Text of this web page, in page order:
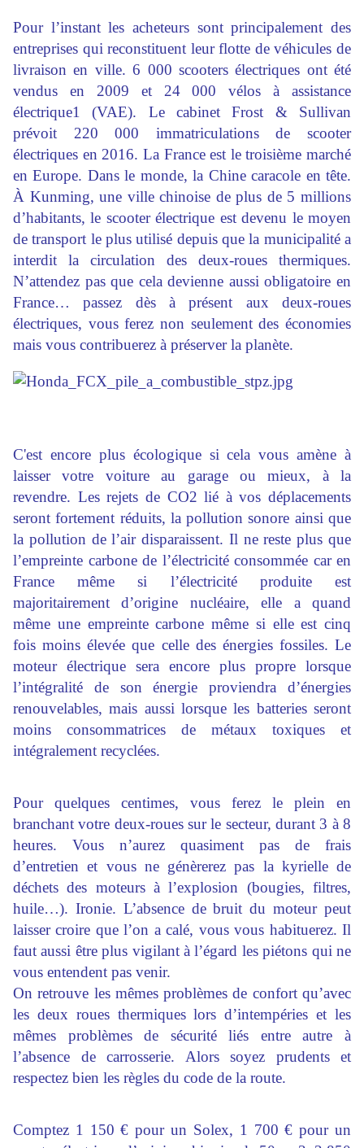
Pour l’instant les acheteurs sont principalement des
entreprises qui reconstituent leur flotte de véhicules de
livraison en ville. 6 000 scooters électriques ont été
vendus en 2009 et 24 000 vélos à assistance
électrique1 (VAE). Le cabinet Frost & Sullivan
prévoit 220 000 immatriculations de scooter
électriques en 2016. La France est le troisième marché
en Europe. Dans le monde, la Chine caracole en tête.
À Kunming, une ville chinoise de plus de 5 millions
d’habitants, le scooter électrique est devenu le moyen
de transport le plus utilisé depuis que la municipalité a
interdit la circulation des deux-roues thermiques.
N’attendez pas que cela devienne aussi obligatoire en
France… passez dès à présent aux deux-roues
électriques, vous ferez non seulement des économies
mais vous contribuerez à préserver la planète.
C'est encore plus écologique si cela vous amène à
laisser votre voiture au garage ou mieux, à la
revendre. Les rejets de CO2 lié à vos déplacements
seront fortement réduits, la pollution sonore ainsi que
la pollution de l’air disparaissent. Il ne reste plus que
l’empreinte carbone de l’électricité consommée car en
France même si l’électricité produite est
majoritairement d’origine nucléaire, elle a quand
même une empreinte carbone même si elle est cinq
fois moins élevée que celle des énergies fossiles. Le
moteur électrique sera encore plus propre lorsque
l’intégralité de son énergie proviendra d’énergies
renouvelables, mais aussi lorsque les batteries seront
moins consommatrices de métaux toxiques et
intégralement recyclées.
Pour quelques centimes, vous ferez le plein en
branchant votre deux-roues sur le secteur, durant 3 à 8
heures. Vous n’aurez quasiment pas de frais
d’entretien et vous ne génèrerez pas la kyrielle de
déchets des moteurs à l’explosion (bougies, filtres,
huile…). Ironie. L’absence de bruit du moteur peut
laisser croire que l’on a calé, vous vous habituerez. Il
faut aussi être plus vigilant à l’égard les piétons qui ne
vous entendent pas venir.
On retrouve les mêmes problèmes de confort qu’avec
les deux roues thermiques lors d’intempéries et les
mêmes problèmes de sécurité liés entre autre à
l’absence de carrosserie. Alors soyez prudents et
respectez bien les règles du code de la route.
Comptez 1 150 € pour un Solex, 1 700 € pour un